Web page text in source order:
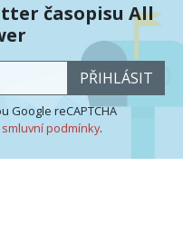
časopisu All
PŘIHLÁSIT
Google reCAPTCHA
smluvní podmínky.